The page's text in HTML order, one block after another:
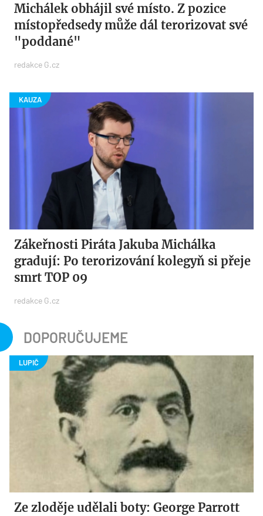
Michálek obhájil své místo. Z pozice
místopředsedy může dál terorizovat své
"poddané"
redakce G.cz
Zákeřnosti Piráta Jakuba Michálka
gradují: Po terorizování kolegyň si přeje
smrt TOP 09
redakce G.cz
DOPORUČUJEME
Ze zloděje udělali boty: George Parrott